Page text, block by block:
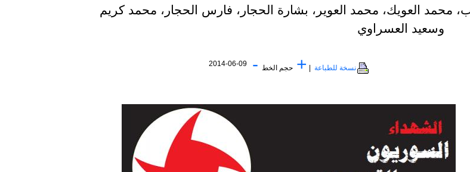
محمد العويك، محمد العوير، بشارة الحجار، فارس الحجار، محمد كريم
وسعيد العسراوي
نسخة للطباعة + حجم الخط -
2014-06-09